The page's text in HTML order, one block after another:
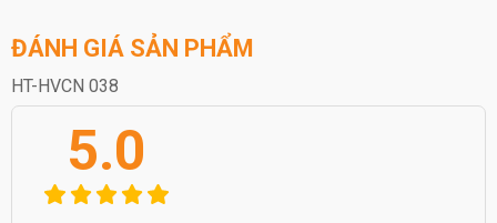
ĐÁNH GIÁ SẢN PHẨM
HT-HVCN 038
5.0